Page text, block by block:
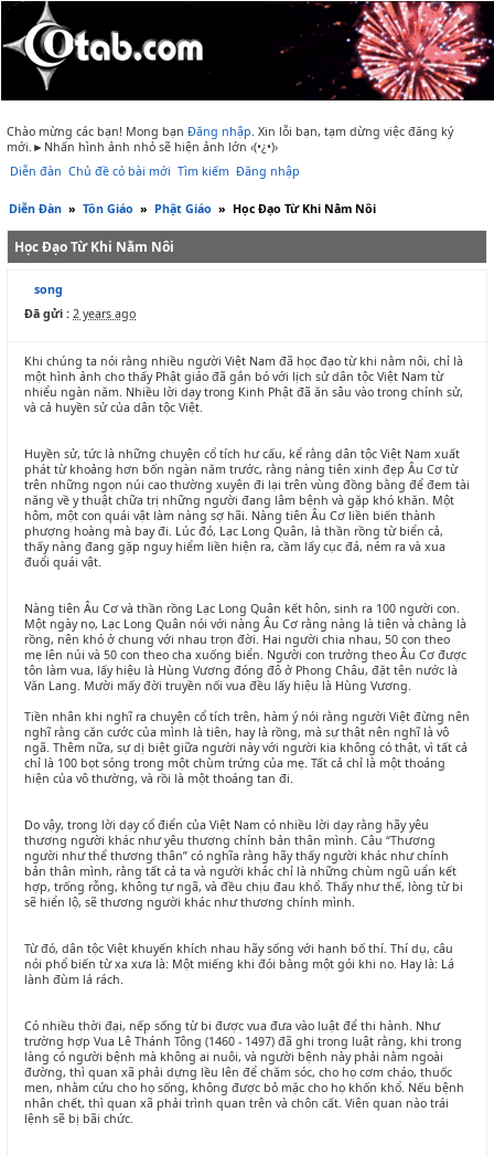
Chào mừng các bạn! Mong bạn Đăng nhập. Xin lỗi bạn, tạm dừng việc đăng ký
mới.►Nhấn hình ảnh nhỏ sẽ hiện ảnh lớn ‹(•¿•)›
Diễn đàn Chủ đề có bài mới Tìm kiếm Đăng nhập
Diễn Đàn » Tôn Giáo » Phật Giáo » Học Đạo Từ Khi Nằm Nôi
Học Đạo Từ Khi Nằm Nôi
song
Đã gửi : 2 years ago
Khi chúng ta nói rằng nhiều người Việt Nam đã học đạo từ khi nằm nôi, chỉ là
một hình ảnh cho thấy Phật giáo đã gắn bó với lịch sử dân tộc Việt Nam từ
nhiểu ngàn năm. Nhiều lời dạy trong Kinh Phật đã ăn sâu vào trong chính sử,
và cả huyền sử của dân tộc Việt.
Huyền sử, tức là những chuyện cổ tích hư cấu, kể rằng dân tộc Việt Nam xuất
phát từ khoảng hơn bốn ngàn năm trước, rằng nàng tiên xinh đẹp Âu Cơ từ
trên những ngọn núi cao thường xuyên đi lại trên vùng đồng bằng để đem tài
năng về y thuật chữa trị những người đang lâm bệnh và gặp khó khăn. Một
hôm, một con quái vật làm nàng sợ hãi. Nàng tiên Âu Cơ liền biến thành
phượng hoàng mà bay đi. Lúc đó, Lạc Long Quân, là thần rồng từ biển cả,
thấy nàng đang gặp nguy hiểm liền hiện ra, cầm lấy cục đá, ném ra và xua
đuổi quái vật.
Nàng tiên Âu Cơ và thần rồng Lạc Long Quân kết hôn, sinh ra 100 người con.
Một ngày nọ, Lạc Long Quân nói với nàng Âu Cơ rằng nàng là tiên và chàng là
rồng, nên khó ở chung với nhau trọn đời. Hai người chia nhau, 50 con theo
mẹ lên núi và 50 con theo cha xuống biển. Người con trưởng theo Âu Cơ được
tôn làm vua, lấy hiệu là Hùng Vương đóng đô ở Phong Châu, đặt tên nước là
Văn Lang. Mười mấy đời truyền nối vua đều lấy hiệu là Hùng Vương.
Tiền nhân khi nghĩ ra chuyện cổ tích trên, hàm ý nói rằng người Việt đừng nên
nghĩ rằng căn cước của mình là tiên, hay là rồng, mà sự thật nên nghĩ là vô
ngã. Thêm nữa, sự dị biệt giữa người này với người kia không có thật, vì tất cả
chỉ là 100 bọt sóng trong một chùm trứng của mẹ. Tất cả chỉ là một thoáng
hiện của vô thường, và rồi là một thoáng tan đi.
Do vậy, trong lời dạy cổ điển của Việt Nam có nhiều lời dạy rằng hãy yêu
thương người khác như yêu thương chính bản thân mình. Câu “Thương
người như thể thương thân” có nghĩa rằng hãy thấy người khác như chính
bản thân mình, rằng tất cả ta và người khác chỉ là những chùm ngũ uẩn kết
hợp, trống rỗng, không tự ngã, và đều chịu đau khổ. Thấy như thế, lòng từ bi
sẽ hiển lộ, sẽ thương người khác như thương chính mình.
Từ đó, dân tộc Việt khuyến khích nhau hãy sống với hạnh bố thí. Thí dụ, câu
nói phổ biến từ xa xưa là: Một miếng khi đói bằng một gói khi no. Hay là: Lá
lành đùm lá rách.
Có nhiều thời đại, nếp sống từ bi được vua đưa vào luật để thi hành. Như
trường hợp Vua Lê Thánh Tông (1460 - 1497) đã ghi trong luật rằng, khi trong
làng có người bệnh mà không ai nuôi, và người bệnh này phải nằm ngoài
đường, thì quan xã phải dựng lều lên để chăm sóc, cho họ cơm cháo, thuốc
men, nhằm cứu cho họ sống, không được bỏ mặc cho họ khốn khổ. Nếu bệnh
nhân chết, thì quan xã phải trình quan trên và chôn cất. Viên quan nào trái
lệnh sẽ bị bãi chức.